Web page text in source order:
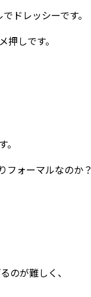
ドレッシーです。
しです。
フォーマルなのか？
のが難しく、